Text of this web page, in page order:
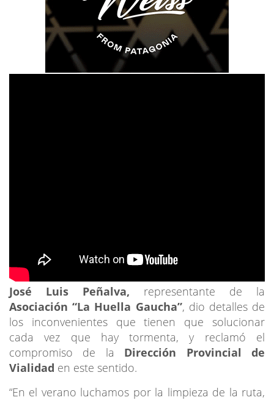
José Luis Peñalva, representante de la
Asociación “La Huella Gaucha”, dio detalles de
los inconvenientes que tienen que solucionar
cada vez que hay tormenta, y reclamó el
compromiso de la Dirección Provincial de
Vialidad en este sentido.
“En el verano luchamos por la limpieza de la ruta,